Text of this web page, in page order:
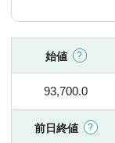
始値
93,700.0
前日終値